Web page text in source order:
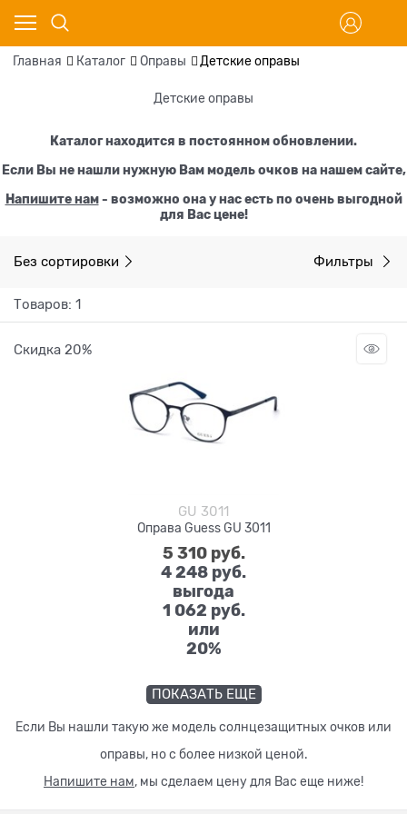
Главная Каталог Оправы Детские оправы
Детские оправы
Каталог находится в постоянном обновлении.
Если Вы не нашли нужную Вам модель очков на нашем сайте,
Напишите нам- возможно она у нас есть по очень выгодной
для Вас цене!
Без сортировки Фильтры
Товаров: 1
Скидка 20%
GU 3011
Оправа Guess GU 3011
5 310 руб.
4 248 руб.
выгода
1 062 руб.
или
20%
ПОКАЗАТЬ ЕЩЕ
Если Вы нашли такую же модель солнцезащитных очков или
оправы, но с более низкой ценой.
Напишите нам, мы сделаем цену для Вас еще ниже!